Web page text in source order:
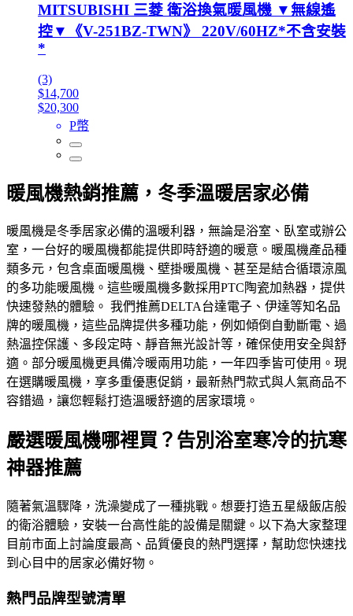
MITSUBISHI 三菱 衛浴換氣暖風機 ▼無線遙
控▼《V-251BZ-TWN》 220V/60HZ*不含安裝
*
(3)
$14,700
$20,300
P幣
暖風機熱銷推薦，冬季溫暖居家必備
暖風機是冬季居家必備的溫暖利器，無論是浴室、臥室或辦公
室，一台好的暖風機都能提供即時舒適的暖意。暖風機產品種
類多元，包含桌面暖風機、壁掛暖風機、甚至是結合循環涼風
的多功能暖風機。這些暖風機多數採用PTC陶瓷加熱器，提供
快速發熱的體驗。 我們推薦DELTA台達電子、伊達等知名品
牌的暖風機，這些品牌提供多種功能，例如傾倒自動斷電、過
熱溫控保護、多段定時、靜音無光設計等，確保使用安全與舒
適。部分暖風機更具備冷暖兩用功能，一年四季皆可使用。現
在選購暖風機，享多重優惠促銷，最新熱門款式與人氣商品不
容錯過，讓您輕鬆打造溫暖舒適的居家環境。
嚴選暖風機哪裡買？告別浴室寒冷的抗寒
神器推薦
隨著氣溫驟降，洗澡變成了一種挑戰。想要打造五星級飯店般
的衛浴體驗，安裝一台高性能的設備是關鍵。以下為大家整理
目前市面上討論度最高、品質優良的熱門選擇，幫助您快速找
到心目中的居家必備好物。
熱門品牌型號清單